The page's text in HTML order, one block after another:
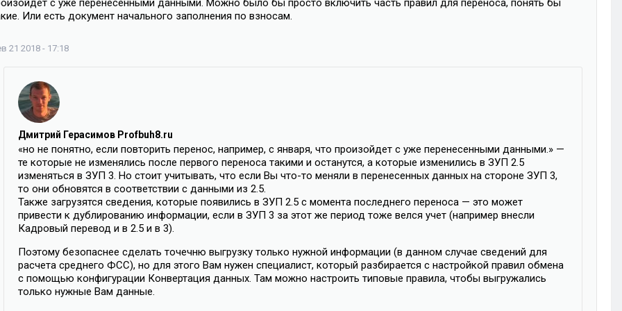
с уже перенесенными данными. Можно было бы просто включить часть правил для переноса, понять бы
Или есть документ начального заполнения по взносам.
21 2018 - 17:18
Дмитрий Герасимов Profbuh8.ru
«но не понятно, если повторить перенос, например, с января, что произойдет с уже перенесенными данными.» —
те которые не изменялись после первого переноса такими и останутся, а которые изменились в ЗУП 2.5
изменяться в ЗУП 3. Но стоит учитывать, что если Вы что-то меняли в перенесенных данных на стороне ЗУП 3,
то они обновятся в соответствии с данными из 2.5.
Также загрузятся сведения, которые появились в ЗУП 2.5 с момента последнего переноса — это может
привести к дублированию информации, если в ЗУП 3 за этот же период тоже велся учет (например внесли
Кадровый перевод и в 2.5 и в 3).
Поэтому безопаснее сделать точечню выгрузку только нужной информации (в данном случае сведений для
расчета среднего ФСС), но для этого Вам нужен специалист, который разбирается с настройкой правил обмена
с помощью конфигурации Конвертация данных. Там можно настроить типовые правила, чтобы выгружались
только нужные Вам данные.